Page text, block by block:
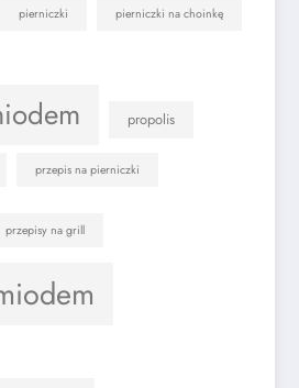
pierniczki pierniczki na choinkę
propolis
przepis na pierniczki
przepisy na grill